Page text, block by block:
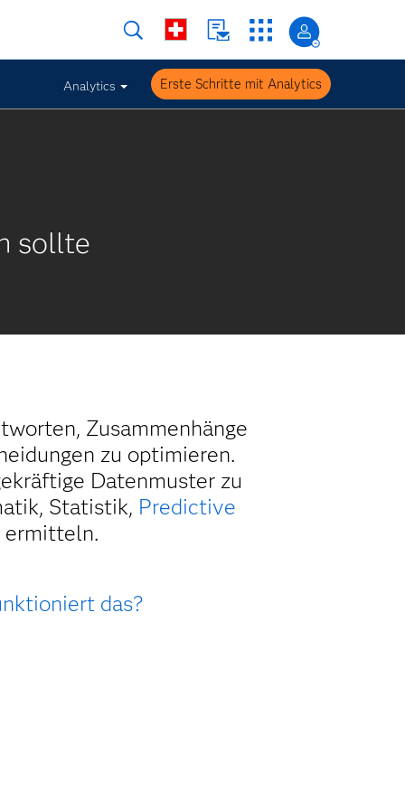
Analytics Erste Schritte mit Analytics
sollte
Zusammenhänge
zu optimieren.
Datenmuster zu
Statistik, Predictive
das?